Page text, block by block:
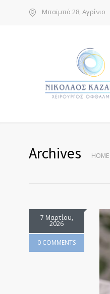
Μπαϊμπά 28, Αγρίνιο
Archives HOME
7 Μαρτίου,
2026
0 COMMENTS